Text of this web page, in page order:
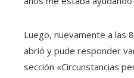
Luego, nuevamente a las
abrió y pude responder
sección «Circunstancias